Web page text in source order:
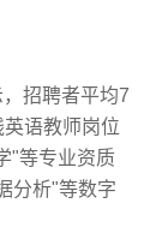
招聘者平均7
语教师岗位
"等专业资质
分析"等数字